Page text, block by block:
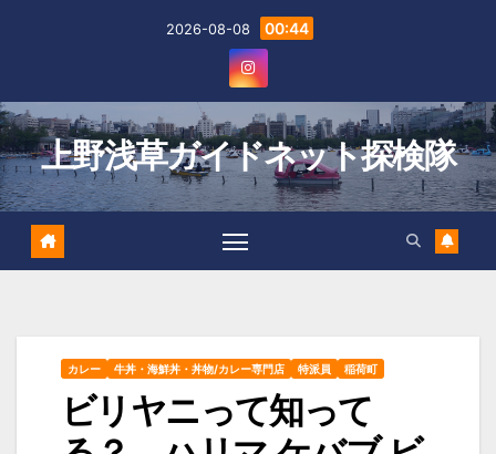
2026-08-08 00:44
上野浅草ガイドネット探検隊
カレー 牛丼・海鮮丼・丼物/カレー専門店 特派員 稲荷町
ビリヤニって知って